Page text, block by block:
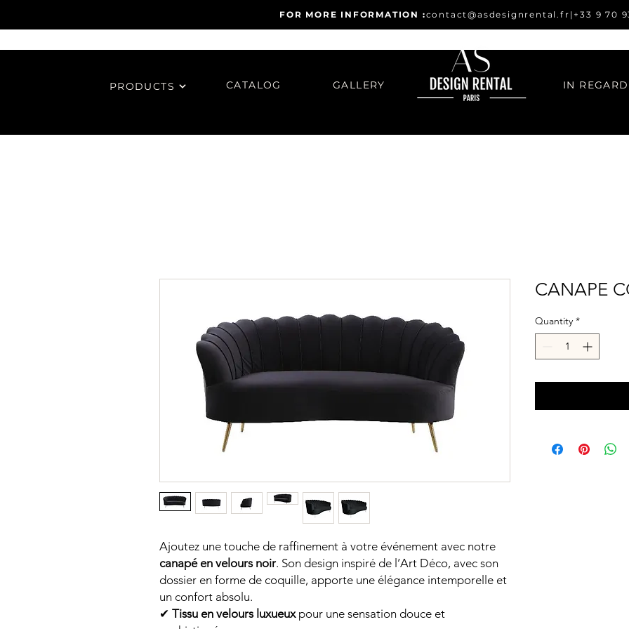
FOR MORE INFORMATION :contact@asdesignrental.fr | +33 9 70
PRODUCTS CATALOG GALLERY
Ajoutez une touche de raffinement à votre événement avec notre
canapé en velours noir. Son design inspiré de l’Art Déco, avec son
dossier en forme de coquille, apporte une élégance intemporelle et
un confort absolu.
✔ Tissu en velours luxueuxpour une sensation douce et
CANAPE
Quantity *